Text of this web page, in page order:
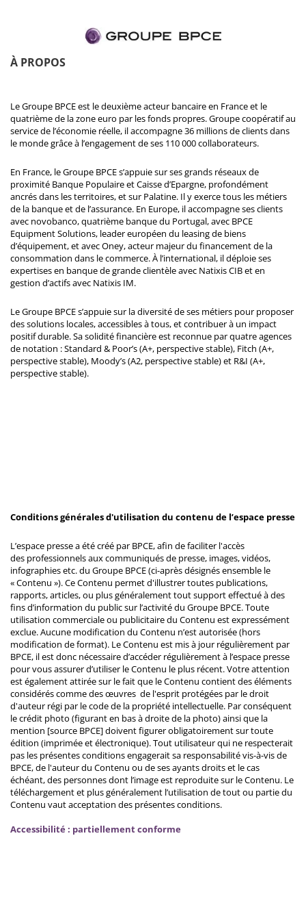
À PROPOS
Le Groupe BPCE est le deuxième acteur bancaire en France et le
quatrième de la zone euro par les fonds propres. Groupe coopératif au
service de l’économie réelle, il accompagne 36 millions de clients dans
le monde grâce à l’engagement de ses 110 000 collaborateurs.
En France, le Groupe BPCE s’appuie sur ses grands réseaux de
proximité Banque Populaire et Caisse d’Epargne, profondément
ancrés dans les territoires, et sur Palatine. Il y exerce tous les métiers
de la banque et de l’assurance. En Europe, il accompagne ses clients
avec novobanco, quatrième banque du Portugal, avec BPCE
Equipment Solutions, leader européen du leasing de biens
d’équipement, et avec Oney, acteur majeur du financement de la
consommation dans le commerce. À l’international, il déploie ses
expertises en banque de grande clientèle avec Natixis CIB et en
gestion d’actifs avec Natixis IM.
Le Groupe BPCE s’appuie sur la diversité de ses métiers pour proposer
des solutions locales, accessibles à tous, et contribuer à un impact
positif durable. Sa solidité financière est reconnue par quatre agences
de notation : Standard & Poor’s (A+, perspective stable), Fitch (A+,
perspective stable), Moody’s (A2, perspective stable) et R&I (A+,
perspective stable).
Conditions générales d'utilisation du contenu de l’espace presse
L’espace presse a été créé par BPCE, afin de faciliter l'accès
des professionnels aux communiqués de presse, images, vidéos,
infographies etc. du Groupe BPCE (ci-après désignés ensemble le
« Contenu »). Ce Contenu permet d'illustrer toutes publications,
rapports, articles, ou plus généralement tout support effectué à des
fins d’information du public sur l’activité du Groupe BPCE. Toute
utilisation commerciale ou publicitaire du Contenu est expressément
exclue. Aucune modification du Contenu n’est autorisée (hors
modification de format). Le Contenu est mis à jour régulièrement par
BPCE, il est donc nécessaire d’accéder régulièrement à l’espace presse
pour vous assurer d’utiliser le Contenu le plus récent. Votre attention
est également attirée sur le fait que le Contenu contient des éléments
considérés comme des œuvres de l'esprit protégées par le droit
d'auteur régi par le code de la propriété intellectuelle. Par conséquent
le crédit photo (figurant en bas à droite de la photo) ainsi que la
mention [source BPCE] doivent figurer obligatoirement sur toute
édition (imprimée et électronique). Tout utilisateur qui ne respecterait
pas les présentes conditions engagerait sa responsabilité vis-à-vis de
BPCE, de l'auteur du Contenu ou de ses ayants droits et le cas
échéant, des personnes dont l’image est reproduite sur le Contenu. Le
téléchargement et plus généralement l’utilisation de tout ou partie du
Contenu vaut acceptation des présentes conditions.
Accessibilité : partiellement conforme